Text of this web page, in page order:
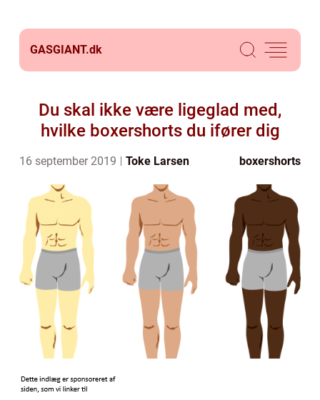
GASGIANT.dk
Du skal ikke være ligeglad med,
hvilke boxershorts du ifører dig
16 september 2019 Toke Larsen boxershorts